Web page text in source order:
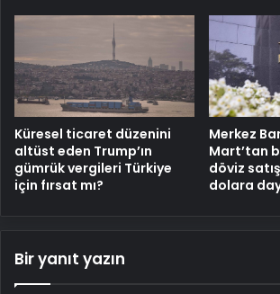
Küresel ticaret düzenini
altüst eden Trump’ın
gümrük vergileri Türkiye
için fırsat mı?
Merkez
Mart’tan
döviz
dolara
Bir yanıt yazın